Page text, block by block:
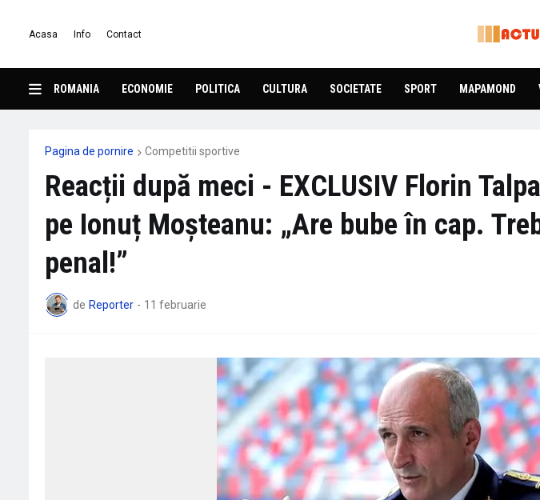
Acasa Info Contact
ROMANIA ECONOMIE POLITICA CULTURA SOCIETATE SPORT MAPAMOND
Pagina de pornire Competitii sportive
Reacții după meci - EXCLUSIV Florin
pe Ionuț Moșteanu: „Are bube în cap.
penal!”
de Reporter - 11 februarie